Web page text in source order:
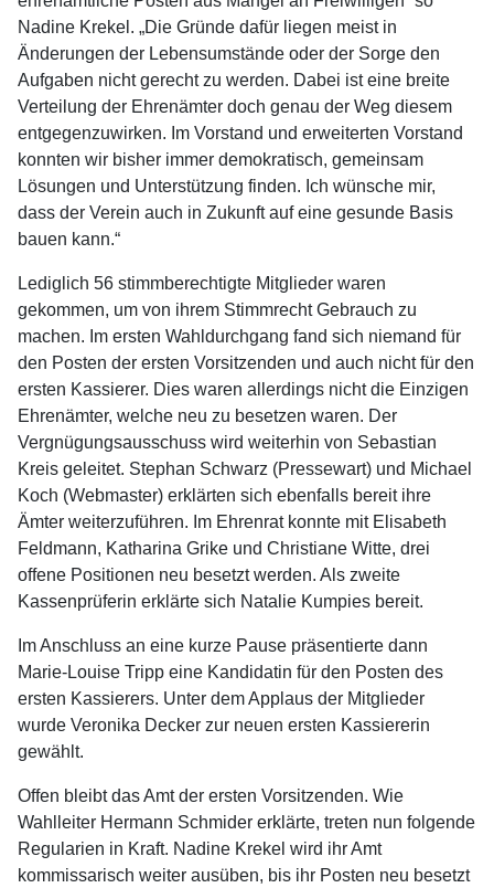
Nadine Krekel. „Die Gründe dafür liegen meist in
Änderungen der Lebensumstände oder der Sorge den
Aufgaben nicht gerecht zu werden. Dabei ist eine breite
Verteilung der Ehrenämter doch genau der Weg diesem
entgegenzuwirken. Im Vorstand und erweiterten Vorstand
konnten wir bisher immer demokratisch, gemeinsam
Lösungen und Unterstützung finden. Ich wünsche mir,
dass der Verein auch in Zukunft auf eine gesunde Basis
bauen kann.“
Lediglich 56 stimmberechtigte Mitglieder waren
gekommen, um von ihrem Stimmrecht Gebrauch zu
machen. Im ersten Wahldurchgang fand sich niemand für
den Posten der ersten Vorsitzenden und auch nicht für den
ersten Kassierer. Dies waren allerdings nicht die Einzigen
Ehrenämter, welche neu zu besetzen waren. Der
Vergnügungsausschuss wird weiterhin von Sebastian
Kreis geleitet. Stephan Schwarz (Pressewart) und Michael
Koch (Webmaster) erklärten sich ebenfalls bereit ihre
Ämter weiterzuführen. Im Ehrenrat konnte mit Elisabeth
Feldmann, Katharina Grike und Christiane Witte, drei
offene Positionen neu besetzt werden. Als zweite
Kassenprüferin erklärte sich Natalie Kumpies bereit.
Im Anschluss an eine kurze Pause präsentierte dann
Marie-Louise Tripp eine Kandidatin für den Posten des
ersten Kassierers. Unter dem Applaus der Mitglieder
wurde Veronika Decker zur neuen ersten Kassiererin
gewählt.
Offen bleibt das Amt der ersten Vorsitzenden. Wie
Wahlleiter Hermann Schmider erklärte, treten nun folgende
Regularien in Kraft. Nadine Krekel wird ihr Amt
kommissarisch weiter ausüben, bis ihr Posten neu besetzt